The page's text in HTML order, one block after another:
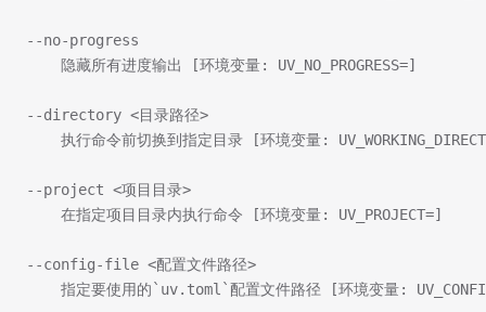
--no-progress
    隐藏所有进度输出 [环境变量: UV_NO_PROGRESS=]
--directory <目录路径>
执行命令前切换到指定目录 [环境变量:
--project <项目目录>
    在指定项目目录内执行命令 [环境变量: UV_PROJECT=]
--config-file <配置文件路径>
指定要使用的`uv.toml`配置文件路径 [环境变量: